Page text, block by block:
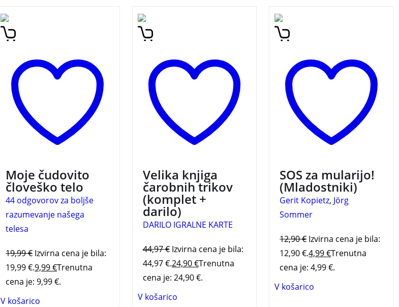
Zakaj so tvoje kosti tako
trde? Zakaj kašljamo in
spoznaj, kakšno je tvoje
telo ter kako deluje.
Moje čudovito
človeško telo
44 odgovorov za boljše
razumevanje našega
telesa
19,99€ Izvirna cena je bila:
19,99 €.9,99€Trenutna
cena je: 9,99 €.
V košarico
Veliki knjigi čarobnih trikov
bosta v svojih bralcih
najrazličnejšimi triki
navdušil svoje občinstvo.
DARILO: igralne karte!
Velika knjiga
čarobnih trikov
(komplet +
darilo)
DARILO IGRALNE KARTE
44,97€ Izvirna cena je bila:
44,97 €.24,90€Trenutna
cena je: 24,90 €.
V košarico
Praktični priročnik za
mlade, ki odgovarja na vsa
mladostnike. Ena od knjig
iz zbirke Mladostniki.
SOS za mularijo!
(Mladostniki)
Gerit Kopietz, Jörg
Sommer
12,90€ Izvirna cena je bila:
12,90 €.4,99€Trenutna
cena je: 4,99 €.
V košarico